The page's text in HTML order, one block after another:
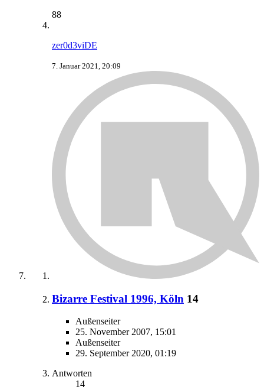
88
zer0d3viDE
7. Januar 2021, 20:09
Bizarre Festival 1996, Köln 14
Außenseiter
25. November 2007, 15:01
Außenseiter
29. September 2020, 01:19
Antworten
14